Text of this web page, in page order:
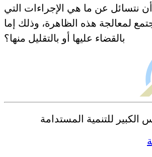
أن نتسائل عن ما هي الإجراءات التي
لمعالجة هذه الظاهرة، وذلك إما
بالقضاء عليها أو بالتقليل منها؟
للتنمية المستدامة